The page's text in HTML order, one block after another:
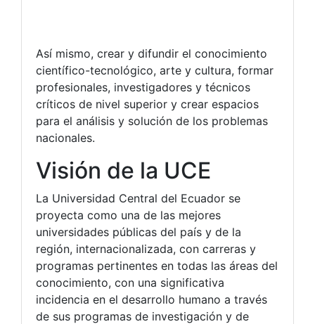
Así mismo, crear y difundir el conocimiento
científico-tecnológico, arte y cultura, formar
profesionales, investigadores y técnicos
críticos de nivel superior y crear espacios
para el análisis y solución de los problemas
nacionales.
Visión de la UCE
La Universidad Central del Ecuador se
proyecta como una de las mejores
universidades públicas del país y de la
región, internacionalizada, con carreras y
programas pertinentes en todas las áreas del
conocimiento, con una significativa
incidencia en el desarrollo humano a través
de sus programas de investigación y de